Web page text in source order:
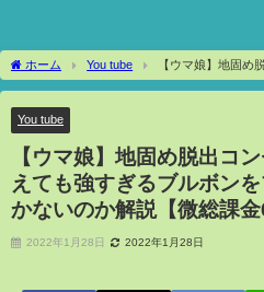
ホーム You tube
【ウマ娘】地固め
すぎるブルボンをプラチナ8冠がなぜ引かない
You tube
【ウマ娘】地固め脱出コ
えても強すぎるブルボン
かないのか解説【微総課金
2022年1月28日 2022年1月28日